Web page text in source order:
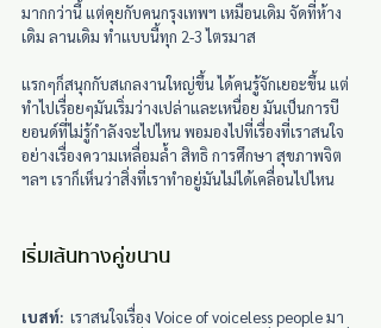
มากกว่านี้ แต่คุยกับคนกรุงเทพฯ เหมือนเดิม จัดที่ห้าง
เดิม ลานเดิม ทำแบบนี้ทุก 2-3 ไตรมาส
แรกๆก็สนุกกับสเกลงานใหญ่ขึ้น ได้คนรู้จักเยอะขึ้น แต่
ทำไปเรื่อยๆมันเริ่มว่างเปล่าและเหนื่อย มันเป็นการบี
ยอนด์ที่ไม่รู้กำลังจะไปไหนพอมองไปที่เรื่องที่เราสนใจ
อย่างเรื่องความเหลื่อมล้ำ สิทธิ การศึกษา สุขภาพจิต
ฯลฯ เราก็เห็นว่าสิ่งที่เราทำอยู่มันไม่ได้เคลื่อนไปไหน
เริ่มเส้นทางคู่ขนาน
เบสท์: เราสนใจเรื่อง Voice of voiceless people มา